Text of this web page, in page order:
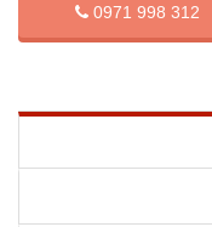
0971 998 312